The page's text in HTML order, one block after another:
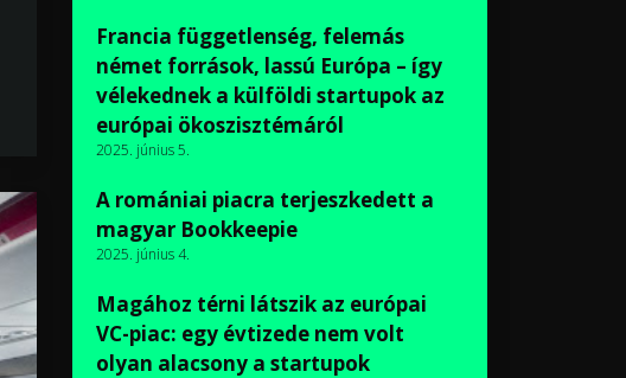
Francia függetlenség, felemás
német források, lassú Európa – így
vélekednek a külföldi startupok az
európai ökoszisztémáról
2025. június 5.
A romániai piacra terjeszkedett a
magyar Bookkeepie
2025. június 4.
Magához térni látszik az európai
VC-piac: egy évtizede nem volt
olyan alacsony a startupok